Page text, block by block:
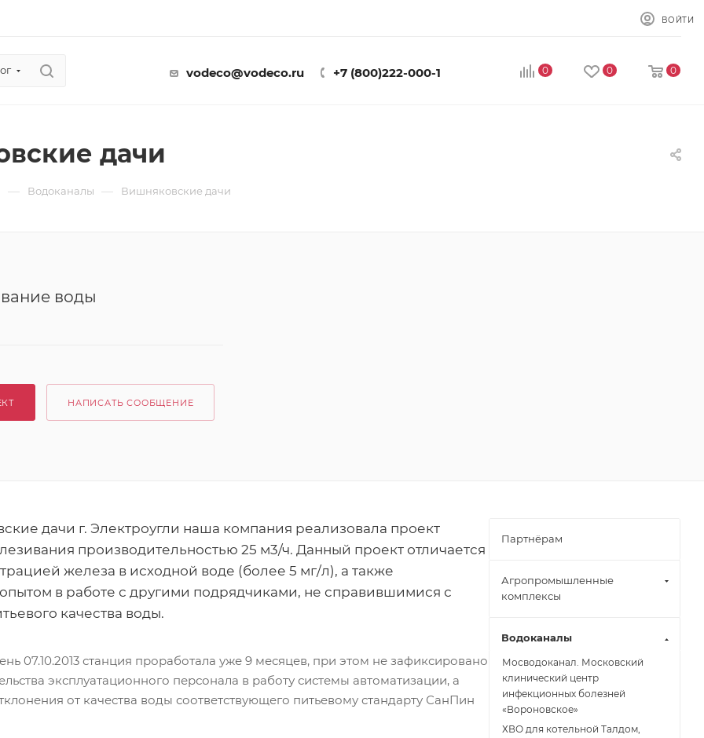
ВОЙТИ
vodeco@vodeco.ru +7 (800)222-000-1 0 0 0
дачи
— Водоканалы — Вишняковские дачи
воды
НАПИСАТЬ СООБЩЕНИЕ
дачи г. Электроугли наша компания реализовала проект
производительностью 25 м3/ч. Данный проект отличается
железа в исходной воде (более 5 мг/л), а также
в работе с другими подрядчиками, не справившимися с
качества воды.
07.10.2013 станция проработала уже 9 месяцев, при этом не зафиксировано
эксплуатационного персонала в работу системы автоматизации, а
от качества воды соответствующего питьевому стандарту СанПин
Партнёрам
Агропромышленные
комплексы
Водоканалы
Мосводоканал. Московский
клинический центр
инфекционных болезней
«Вороновское»
ХВО для котельной Талдом,